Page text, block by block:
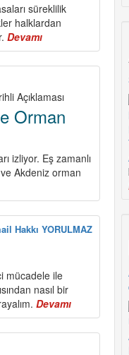
süreklilik
halklardan
Devamı
Devrimci
Stratejide
Halka
Açıklaması
Orman
izliyor. Eş zamanlı
Akdeniz orman
Hakkı YORULMAZ
mücadele ile
nasıl bir
Devamı
Program
ve